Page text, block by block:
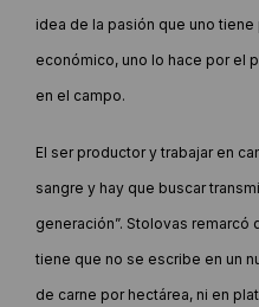
idea de la pasión que uno
económico, uno lo hace por el
en el campo.
El ser productor y trabajar en
sangre y hay que buscar
generación”. Stolovas remarcó
tiene que no se escribe en un
de carne por hectárea, ni en